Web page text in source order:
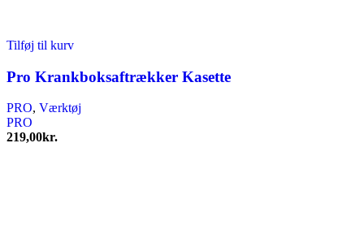
Tilføj til kurv
Pro Krankboksaftrækker Kasette
PRO, Værktøj
PRO
219,00kr.